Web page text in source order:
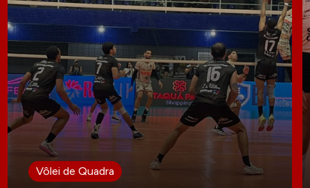
Vôlei de Quadra